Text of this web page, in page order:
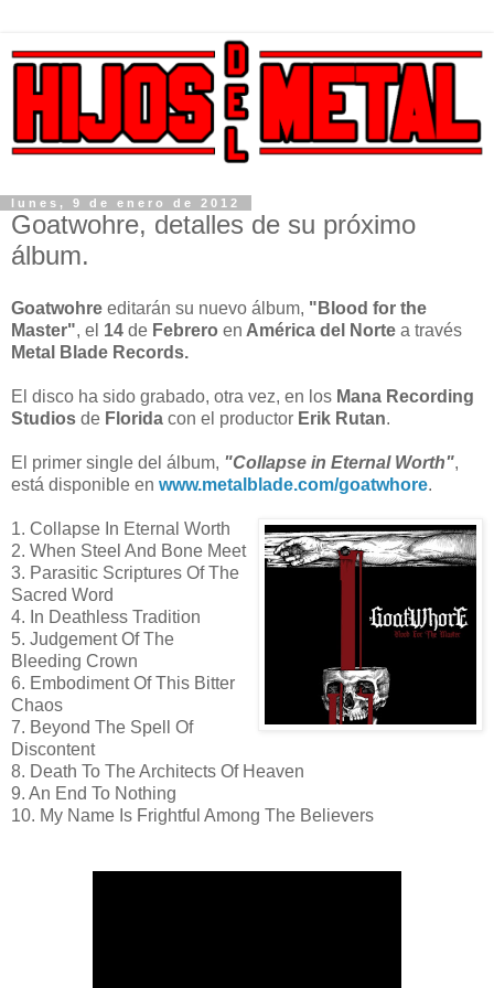
lunes, 9 de enero de 2012
Goatwohre, detalles de su próximo
álbum.
Goatwohre editarán su nuevo álbum, "Blood for the
Master", el 14 de Febrero en América del Norte a través
Metal Blade Records.
El disco ha sido grabado, otra vez, en los Mana Recording
Studios de Florida con el productor Erik Rutan.
El primer single del álbum, "Collapse in Eternal Worth",
está disponible en www.metalblade.com/goatwhore.
1. Collapse In Eternal Worth
2. When Steel And Bone Meet
3. Parasitic Scriptures Of The
Sacred Word
4. In Deathless Tradition
5. Judgement Of The
Bleeding Crown
6. Embodiment Of This Bitter
Chaos
7. Beyond The Spell Of
Discontent
8. Death To The Architects Of Heaven
9. An End To Nothing
10. My Name Is Frightful Among The Believers